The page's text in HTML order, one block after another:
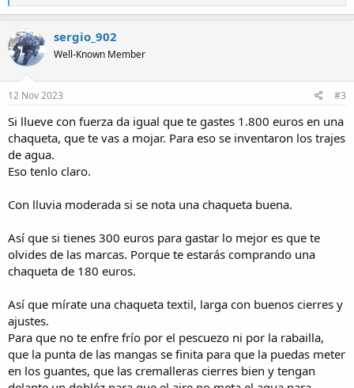
e
a
c
t
i
o
n
s
sergio_902
Well-Known Member
12 Nov 2023 #3
Si llueve con fuerza da igual que te gastes 1.800 euros en una
chaqueta, que te vas a mojar. Para eso se inventaron los trajes
de agua.
Eso tenlo claro.
Con lluvia moderada si se nota una chaqueta buena.
Así que si tienes 300 euros para gastar lo mejor es que te
olvides de las marcas. Porque te estarás comprando una
chaqueta de 180 euros.
Así que mírate una chaqueta textil, larga con buenos cierres y
ajustes.
Para que no te enfre frío por el pescuezo ni por la rabailla,
que la punta de las mangas se finita para que la puedas meter
en los guantes, que las cremalleras cierres bien y tengan